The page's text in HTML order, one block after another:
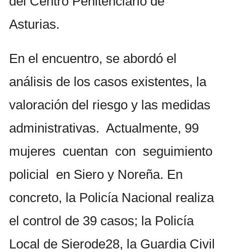
Asturias.
En el encuentro, se abordó el
análisis de los casos existentes, la
valoración del riesgo y las medidas
administrativas. Actualmente, 99
mujeres cuentan con seguimiento
policial en Siero y Noreña. En
concreto, la Policía Nacional realiza
el control de 39 casos; la Policía
Local de Sierode28, la Guardia Civil